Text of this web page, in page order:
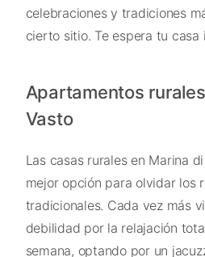
celebraciones y tradiciones
cierto sitio. Te espera tu casa
Apartamentos
Vasto
Las casas rurales en Marina
mejor opción para olvidar los
tradicionales. Cada vez más
debilidad por la relajación
semana, optando por un